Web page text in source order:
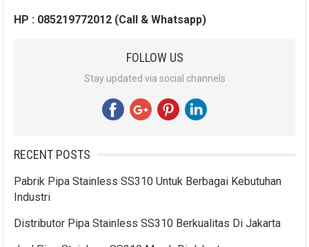
HP : 085219772012 (Call & Whatsapp)
FOLLOW US
Stay updated via social channels
RECENT POSTS
Pabrik Pipa Stainless SS310 Untuk Berbagai Kebutuhan
Industri
Distributor Pipa Stainless SS310 Berkualitas Di Jakarta